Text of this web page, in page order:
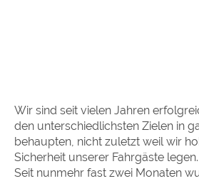
Wir sind seit vielen Jahren
den unterschiedlichsten Zielen in
behaupten, nicht zuletzt weil wir
Sicherheit unserer Fahrgäste legen.
Seit nunmehr fast zwei Monaten